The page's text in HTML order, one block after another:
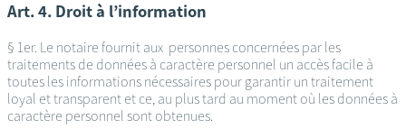
Art. 4. Droit à l’information
§ 1er. Le notaire fournit aux personnes concernées par les
traitements de données à caractère personnel un accès facile à
toutes les informations nécessaires pour garantir un traitement
loyal et transparent et ce, au plus tard au moment où les données à
caractère personnel sont obtenues.